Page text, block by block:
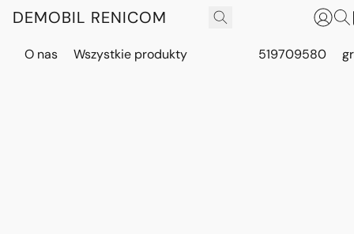
DEMOBIL RENICOM
O nas Wszystkie produkty 519709580